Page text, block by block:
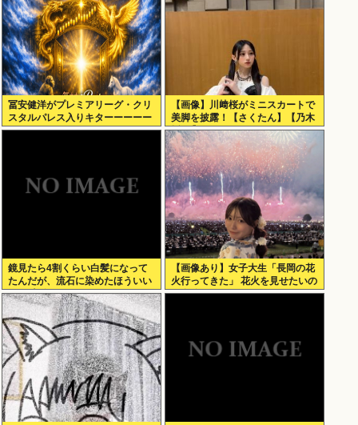
冨安健洋がプレミアリーグ・クリ
スタルパレス入りキターーーーー
ー！
【画像】川﨑桜がミニスカートで
美脚を披露！【さくたん】【乃木
坂46】
鏡見たら4割くらい白髪になって
たんだが、流石に染めたほういい
の ？半分おじいちゃんでドン引き
したわ
【画像あり】女子大生「長岡の花
火行ってきた」 花火を見せたいの
か自分を見せたいのかどっちだ